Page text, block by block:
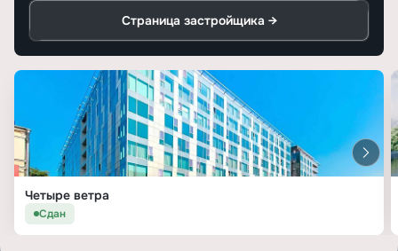
Страница застройщика →
Четыре ветра
Сдан